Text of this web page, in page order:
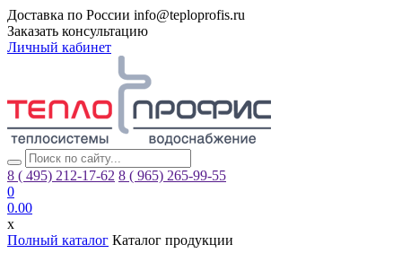
Доставка по России info@teploprofis.ru
Заказать консультацию
Личный кабинет
8 ( 495) 212-17-62 8 ( 965) 265-99-55
0
0.00
x
Полный каталог Каталог продукции